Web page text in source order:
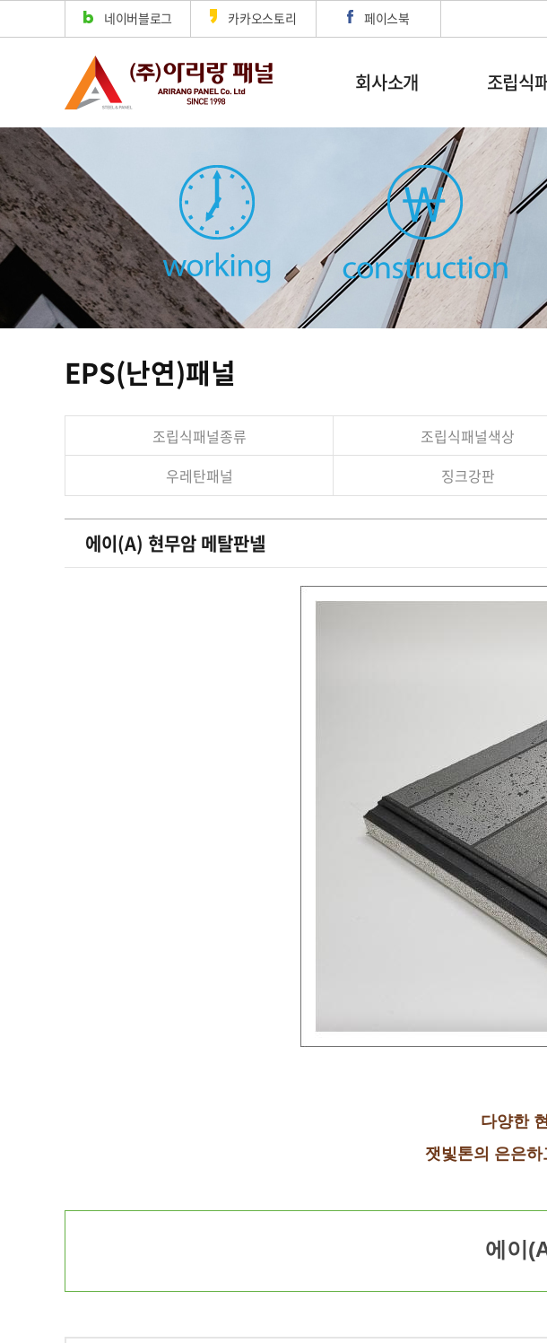
네이버블로그 카카오스토리 페이스북
회사소개 조립식
EPS(난연)패널
조립식패널종류 조립식패널색상
우레탄패널
징크강판
에이(A) 현무암 메탈판넬
다양한
잿빛톤의 은은
에이